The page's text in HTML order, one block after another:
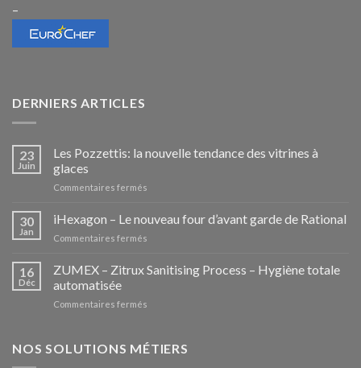
–
DERNIERS ARTICLES
23
Juin
Les Pozzettis: la nouvelle tendance des vitrines à
glaces
Commentaires fermés
Pozzettis:
la
des
30
Jan
iHexagon – Le nouveau four d’avant garde de Rational
Commentaires fermés
–
Le
de
16
Déc
ZUMEX – Zitrux Sanitising Process – Hygiène totale
automatisée
Commentaires fermés
Zitrux
NOS SOLUTIONS MÉTIERS